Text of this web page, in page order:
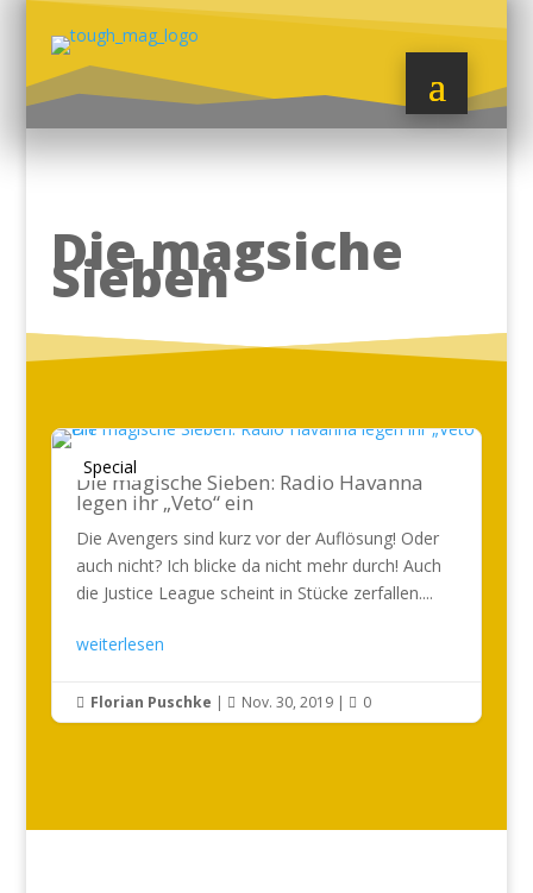
Die magsiche
Sieben
Special
Die magische Sieben: Radio Havanna
legen ihr „Veto“ ein
Die Avengers sind kurz vor der Auflösung! Oder
auch nicht? Ich blicke da nicht mehr durch! Auch
die Justice League scheint in Stücke zerfallen....
weiterlesen
 Florian Puschke |  Nov. 30, 2019|  0